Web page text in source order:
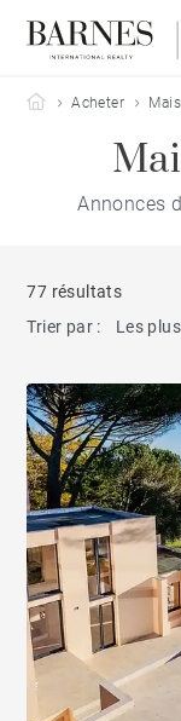
Barnes Bordeaux
Acheter
Annonces
77 résultats
Trier par :
Les